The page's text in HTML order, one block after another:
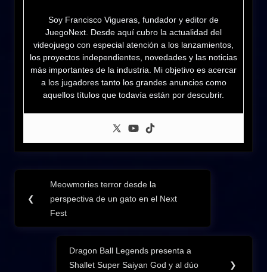
Soy Francisco Vigueras, fundador y editor de
JuegoNext. Desde aquí cubro la actualidad del
videojuego con especial atención a los lanzamientos,
los proyectos independientes, novedades y las noticias
más importantes de la industria. Mi objetivo es acercar
a los jugadores tanto los grandes anuncios como
aquellos títulos que todavía están por descubrir.
Navegación
de
entradas
❮
Previous
Post:
Meowmories terror desde la
perspectiva de un gato en el Next
Fest
Next
Dragon Ball Legends presenta a
Shallet Super Saiyan God y al dúo
❯